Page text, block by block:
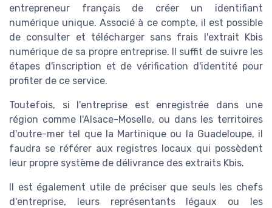
entrepreneur français de créer un identifiant
numérique unique. Associé à ce compte, il est possible
de consulter et télécharger sans frais l'extrait Kbis
numérique de sa propre entreprise. Il suffit de suivre les
étapes d'inscription et de vérification d'identité pour
profiter de ce service.
Toutefois, si l'entreprise est enregistrée dans une
région comme l'Alsace-Moselle, ou dans les territoires
d'outre-mer tel que la Martinique ou la Guadeloupe, il
faudra se référer aux registres locaux qui possèdent
leur propre système de délivrance des extraits Kbis.
Il est également utile de préciser que seuls les chefs
d'entreprise, leurs représentants légaux ou les